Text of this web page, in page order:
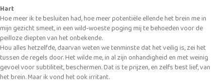
Hart
Hoe meer ik te besluiten had, hoe meer potentiële ellende het brein me in
mijn gezicht smeet, in een wild-woeste poging mij te behoeden voor de
peilloze diepten van het onbekende.
Hou alles hetzelfde, daarvan weten we tenminste dat het veilig is, zei het
tussen de regels door. Het wilde me, in al zijn onhandigheid en met weinig
gevoel voor subtiliteit, beschermen. Dat is te prijzen, en zelfs best lief, van
het brein. Maar ik vond het ook irritant.